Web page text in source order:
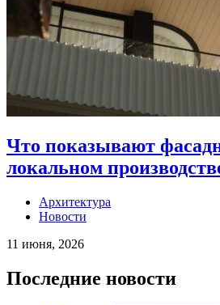
Что показывают
локальном
Архитектура
Новости
11 июня, 2026
Последние новости